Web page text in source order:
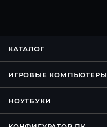
КАТАЛОГ
ИГРОВЫЕ КОМПЬЮТЕРЫ
НОУТБУКИ